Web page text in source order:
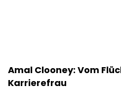
Amal Clooney: Vom
Karrierefrau